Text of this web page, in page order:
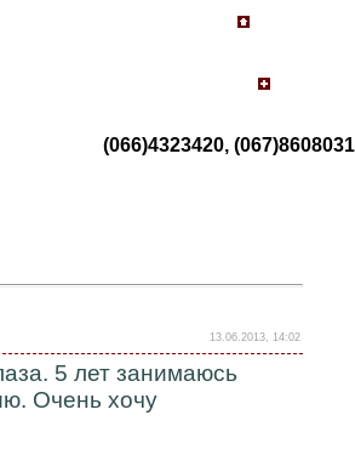
(066)4323420, (067)8608031
13.06.2013, 14:02
5 лет занимаюсь
Очень хочу